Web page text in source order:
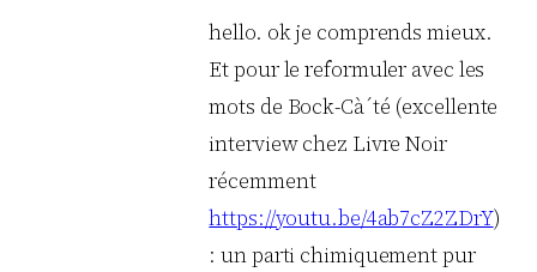
hello. ok je comprends mieux.
Et pour le reformuler avec les
mots de Bock-Cà´té (excellente
interview chez Livre Noir
récemment
https://youtu.be/4ab7cZ2ZDrY)
: un parti chimiquement pur